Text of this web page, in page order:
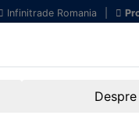
Infinitrade Romania
Despre